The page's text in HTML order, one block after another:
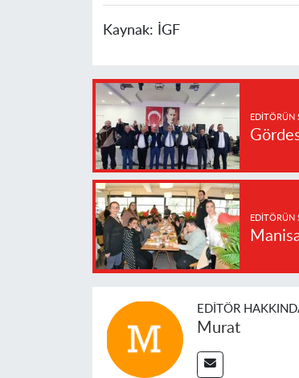
Kaynak: İGF
EDITÖRÜN
EDITÖRÜN
EDITÖR
Murat